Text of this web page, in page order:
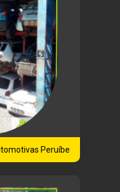
Peruíbe